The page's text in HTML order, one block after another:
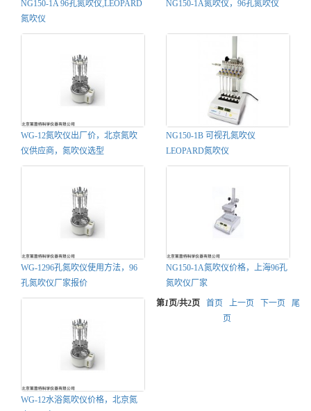
NG150-1A 96孔氮吹仪,LEOPARD
氮吹仪
NG150-1A氮吹仪，96孔氮吹仪
WG-12氮吹仪出厂价，北京氮吹
仪供应商，氮吹仪选型
NG150-1B 可视孔氮吹仪
LEOPARD氮吹仪
WG-1296孔氮吹仪使用方法，96
孔氮吹仪厂家报价
NG150-1A氮吹仪价格，上海96孔
氮吹仪厂家
WG-12水浴氮吹仪价格，北京氮
第1页/共2页 首页 上一页 下一页
尾
页